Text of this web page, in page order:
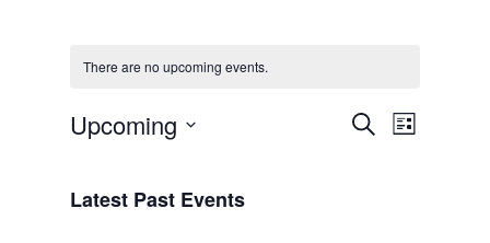
There are no upcoming events.
Events
SearchEvent
Views
List
Upcoming
Latest Past Events